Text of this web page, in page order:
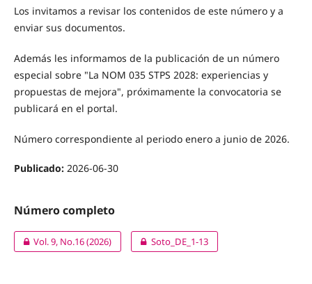
Los invitamos a revisar los contenidos de este número y a
enviar sus documentos.
Además les informamos de la publicación de un número
especial sobre "La NOM 035 STPS 2028: experiencias y
propuestas de mejora", próximamente la convocatoria se
publicará en el portal.
Número correspondiente al periodo enero a junio de 2026.
Publicado: 2026-06-30
Número completo
Vol. 9, No.16 (2026) Soto_DE_1-13